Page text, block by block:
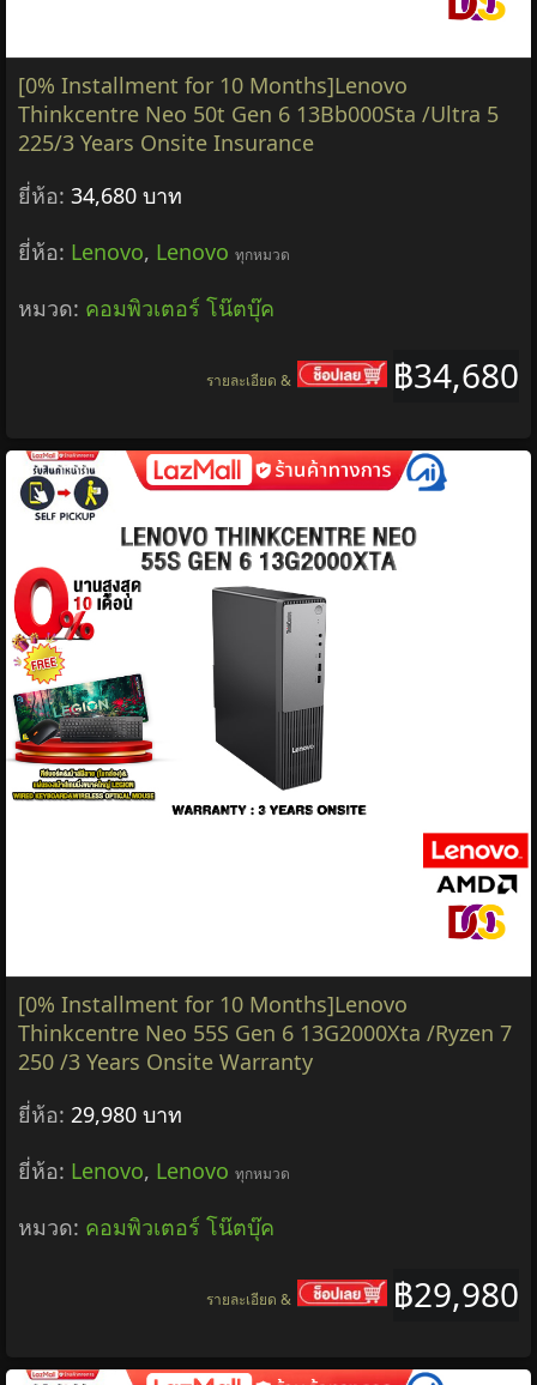
[0% Installment for 10 Months]Lenovo
Thinkcentre Neo 50t Gen 6 13Bb000Sta /Ultra 5
225/3 Years Onsite Insurance
ยี่ห้อ:34,680 บาท
ยี่ห้อ:Lenovo ทุกหมวด
฿34,680